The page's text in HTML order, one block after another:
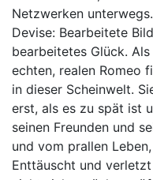
Netzwerken
Devise: Bearbeitete
bearbeitetes Glück.
echten, realen Romeo
in dieser Scheinwelt.
erst, als es zu spät ist
seinen Freunden und
und vom prallen
Enttäuscht und